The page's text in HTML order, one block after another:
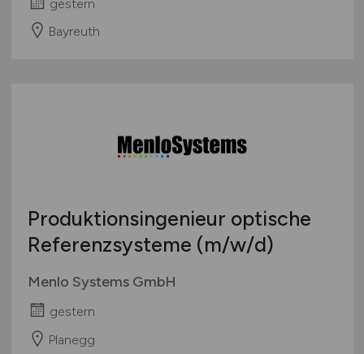
gestern
Bayreuth
Produktionsingenieur optische
Referenzsysteme (m/w/d)
Menlo Systems GmbH
gestern
Planegg